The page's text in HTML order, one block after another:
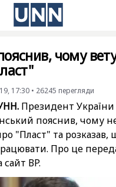
чому
17:30 • 26245 перегляди
Президент України
пояснив, чому
"Пласт" та розказав,
Про це
сайт ВР.